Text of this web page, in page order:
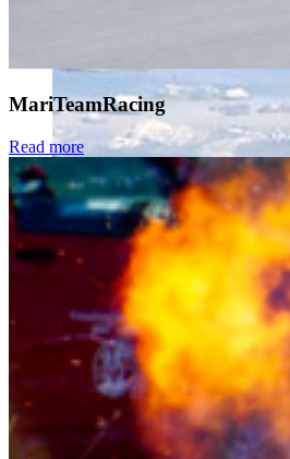
MariTeamRacing
Read more